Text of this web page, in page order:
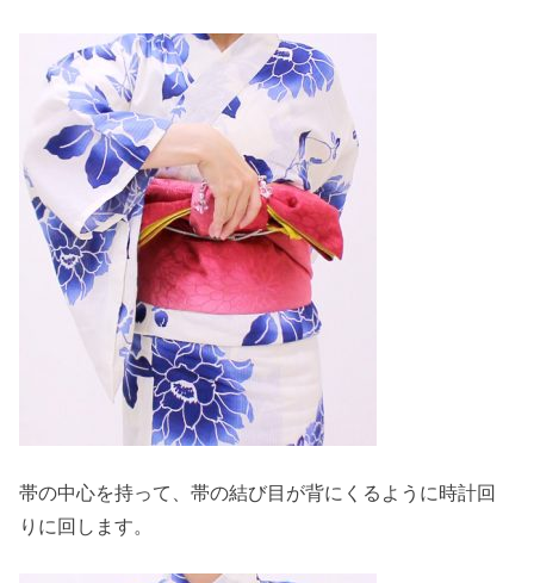
帯の中心を持って、帯の結び目が背にくるように時計回
りに回します。